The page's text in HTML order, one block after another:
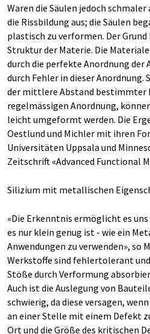
Waren die Säulen jedoch
die Rissbildung aus; die Säulen
plastisch zu verformen. Der
Struktur der Materie. Die
durch die perfekte Anordnung
durch Fehler in dieser Anordnung.
der mittlere Abstand bestimmter
regelmässigen Anordnung,
leicht umgeformt werden. Die
Oestlund und Michler mit ihren
Universitäten Uppsala und
Zeitschrift «Advanced Functional
Silizium mit metallischen
«Die Erkenntnis ermöglicht es
es nur klein genug ist - wie ein
Anwendungen zu verwenden», so
Werkstoffe sind fehlertolerant
Stöße durch Verformung
Auch ist die Auslegung von
schwierig, da diese versagen,
an einer Stelle mit einem Defekt
Ort und die Größe des kritischen